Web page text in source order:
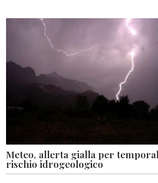
Meteo, allerta gialla per
rischio idrogeologico